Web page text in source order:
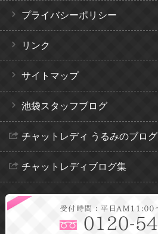
プライバシーポリシー
リンク
サイトマップ
池袋スタッフブログ
チャットレディ うるみのブログ
チャットレディブログ集